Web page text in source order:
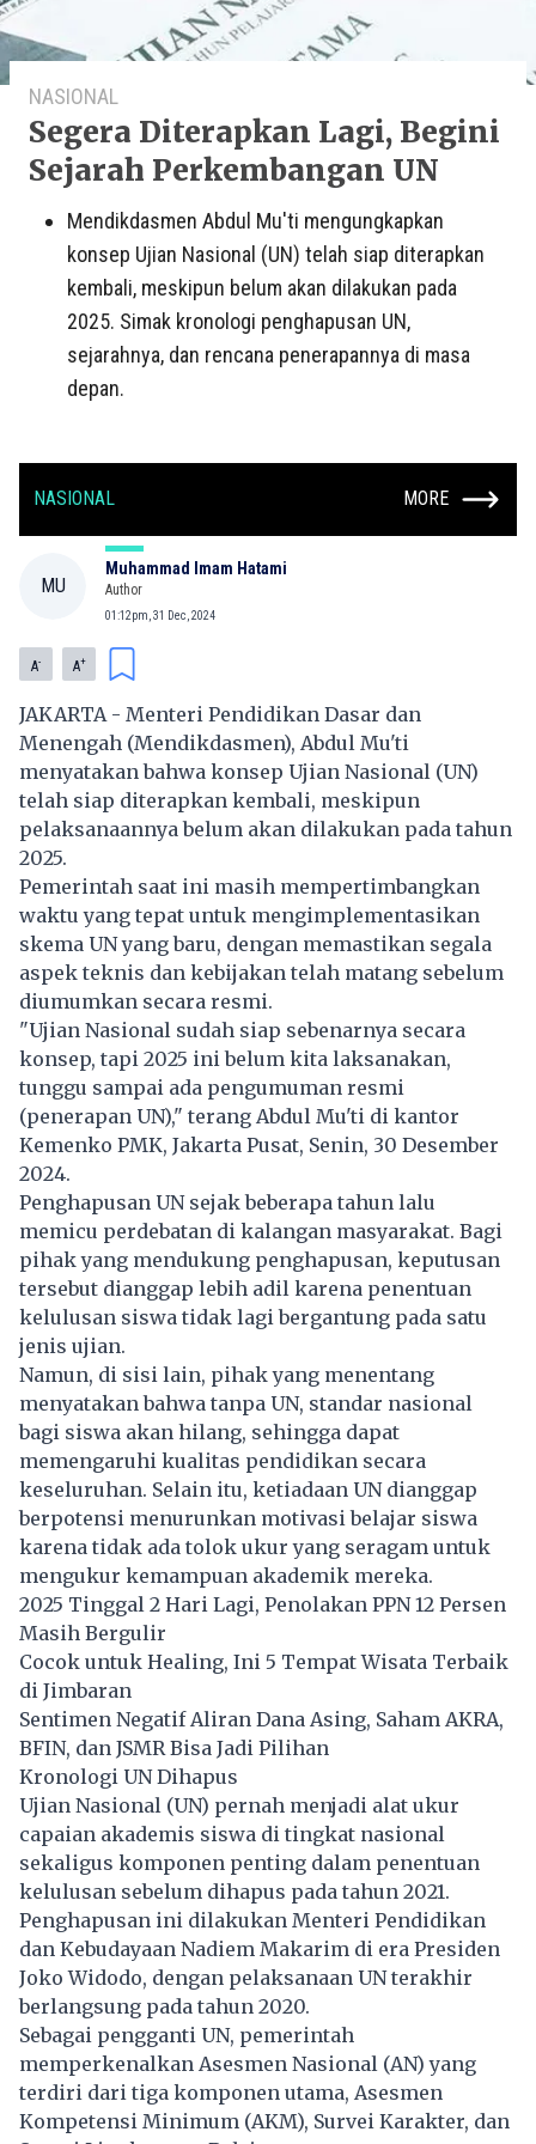
NASIONAL
Segera Diterapkan Lagi, Begini
Sejarah Perkembangan UN
Mendikdasmen Abdul Mu'ti mengungkapkan
konsep Ujian Nasional (UN) telah siap diterapkan
kembali, meskipun belum akan dilakukan pada
2025. Simak kronologi penghapusan UN,
sejarahnya, dan rencana penerapannya di masa
depan.
NASIONAL MORE
MU
Muhammad Imam Hatami
Author
01:12pm, 31 Dec, 2024
A- A+
JAKARTA - Menteri Pendidikan Dasar dan
Menengah (Mendikdasmen), Abdul Mu'ti
menyatakan bahwa konsep Ujian Nasional (UN)
telah siap diterapkan kembali, meskipun
pelaksanaannya belum akan dilakukan pada tahun
2025.
Pemerintah saat ini masih mempertimbangkan
waktu yang tepat untuk mengimplementasikan
skema UN yang baru, dengan memastikan segala
aspek teknis dan kebijakan telah matang sebelum
diumumkan secara resmi.
"Ujian Nasional sudah siap sebenarnya secara
konsep, tapi 2025 ini belum kita laksanakan,
tunggu sampai ada pengumuman resmi
(penerapan UN)," terang Abdul Mu'ti di kantor
Kemenko PMK, Jakarta Pusat, Senin, 30 Desember
2024.
Penghapusan UN sejak beberapa tahun lalu
memicu perdebatan di kalangan masyarakat. Bagi
pihak yang mendukung penghapusan, keputusan
tersebut dianggap lebih adil karena penentuan
kelulusan siswa tidak lagi bergantung pada satu
jenis ujian.
Namun, di sisi lain, pihak yang menentang
menyatakan bahwa tanpa UN, standar nasional
bagi siswa akan hilang, sehingga dapat
memengaruhi kualitas pendidikan secara
keseluruhan. Selain itu, ketiadaan UN dianggap
berpotensi menurunkan motivasi belajar siswa
karena tidak ada tolok ukur yang seragam untuk
mengukur kemampuan akademik mereka.
2025 Tinggal 2 Hari Lagi, Penolakan PPN 12 Persen
Masih Bergulir
Cocok untuk Healing, Ini 5 Tempat Wisata Terbaik
di Jimbaran
Sentimen Negatif Aliran Dana Asing, Saham AKRA,
BFIN, dan JSMR Bisa Jadi Pilihan
Kronologi UN Dihapus
Ujian Nasional (UN) pernah menjadi alat ukur
capaian akademis siswa di tingkat nasional
sekaligus komponen penting dalam penentuan
kelulusan sebelum dihapus pada tahun 2021.
Penghapusan ini dilakukan Menteri Pendidikan
dan Kebudayaan Nadiem Makarim di era Presiden
Joko Widodo, dengan pelaksanaan UN terakhir
berlangsung pada tahun 2020.
Sebagai pengganti UN, pemerintah
memperkenalkan Asesmen Nasional (AN) yang
terdiri dari tiga komponen utama, Asesmen
Kompetensi Minimum (AKM), Survei Karakter, dan